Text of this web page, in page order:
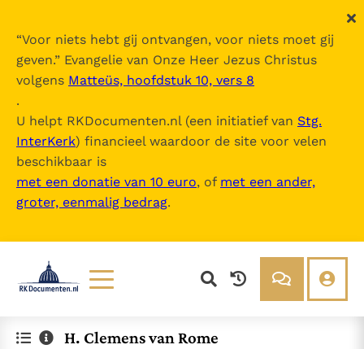
“Voor niets hebt gij ontvangen, voor niets moet gij
geven.” Evangelie van Onze Heer Jezus Christus
volgens Matteüs, hoofdstuk 10, vers 8
.
U helpt RKDocumenten.nl (een initiatief van Stg.
InterKerk) financieel waardoor de site voor velen
beschikbaar is
met een donatie van 10 euro, of met een ander,
groter, eenmalig bedrag.
Documenten
Over RK Documenten
H. Clemens van Rome